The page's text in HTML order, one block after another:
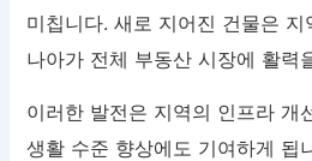
미칩니다. 새로 지어진 건물은
나아가 전체 부동산 시장에 활력
이러한 발전은 지역의 인프라 개
생활 수준 향상에도 기여하게 됩